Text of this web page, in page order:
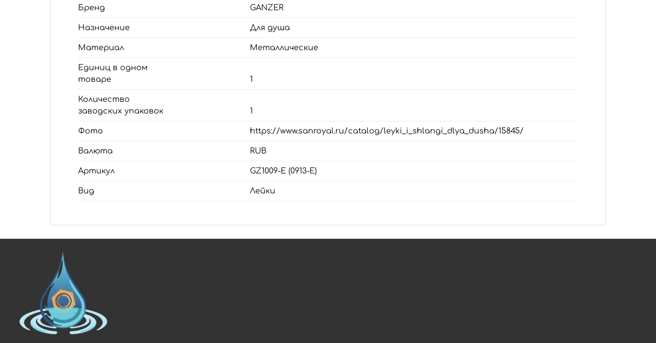
Бренд GANZER
Назначение Для душа
Материал Металлические
Единиц в одном
товаре
1
Количество
заводских упаковок
1
Фото https://www.sanroyal.ru/catalog/leyki_i_shlangi_dlya_dusha/15845/
Валюта RUB
Артикул GZ1009-E (0913-E)
Вид Лейки